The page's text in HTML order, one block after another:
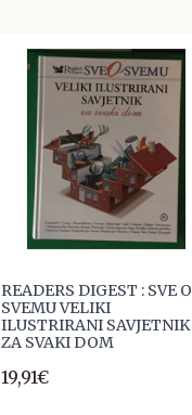
READERS DIGEST : SVE O
SVEMU VELIKI
ILUSTRIRANI SAVJETNIK
ZA SVAKI DOM
19,91€